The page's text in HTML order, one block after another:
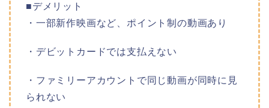
■デメリット
・一部新作映画など、ポイント制の動画あり
・デビットカードでは支払えない
・ファミリーアカウントで同じ動画が同時に見
られない